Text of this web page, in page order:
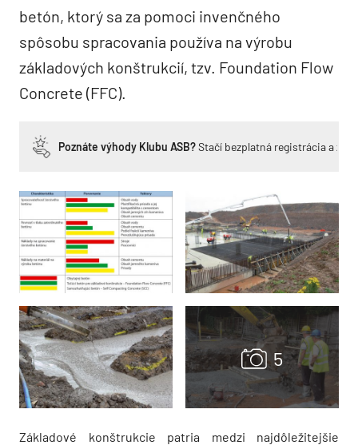
betón, ktorý sa za pomoci invenčného
spôsobu spracovania používa na výrobu
základových konštrukcií, tzv. Foundation Flow
Concrete (FFC).
Poznáte výhody Klubu ASB?Stačí bezplatná registrácia a
Základové konštrukcie patria medzi najdôležitejšie